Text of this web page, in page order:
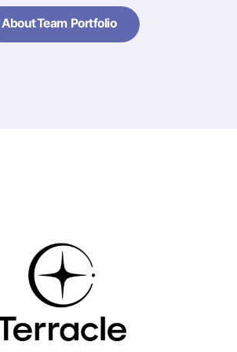
About
About
Team
Team
Portfolio
Portfolio